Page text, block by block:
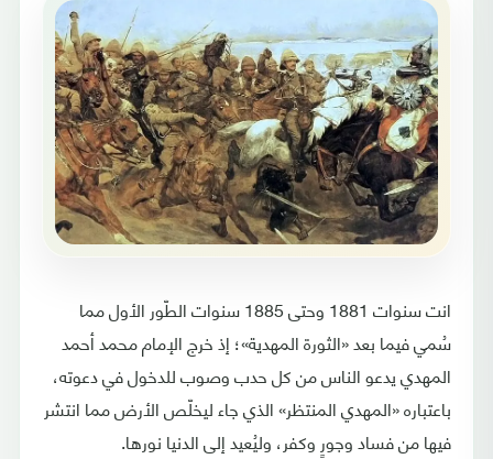
انت سنوات 1881 وحتى 1885 سنوات الطّور الأول مما
سُمي فيما بعد «الثورة المهدية»؛ إذ خرج الإمام محمد أحمد
المهدي يدعو الناس من كل حدب وصوب للدخول في دعوته،
باعتباره «المهدي المنتظر» الذي جاء ليخلّص الأرض مما انتشر
فيها من فساد وجورٍ وكفر، وليُعيد إلى الدنيا نورها.